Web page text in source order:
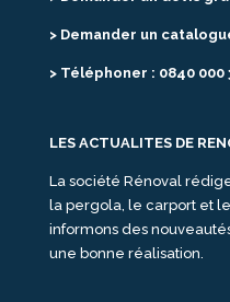
> Demander un
> Téléphoner : 0840 000
LES ACTUALITES DE
La société Rénoval
la pergola, le carport et
informons des
une bonne réalisation.